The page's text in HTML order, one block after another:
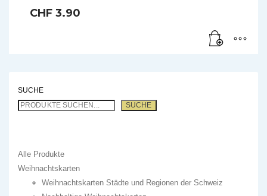
CHF 3.90
SUCHE
SUCHE
Alle Produkte
Weihnachtskarten
Weihnachtskarten Städte und Regionen der Schweiz